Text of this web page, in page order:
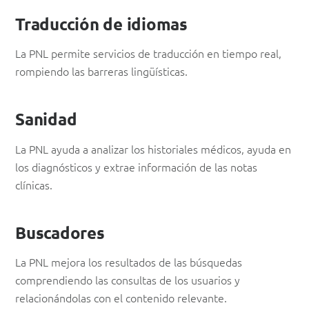
Traducción de idiomas
La PNL permite servicios de traducción en tiempo real,
rompiendo las barreras lingüísticas.
Sanidad
La PNL ayuda a analizar los historiales médicos, ayuda en
los diagnósticos y extrae información de las notas
clínicas.
Buscadores
La PNL mejora los resultados de las búsquedas
comprendiendo las consultas de los usuarios y
relacionándolas con el contenido relevante.